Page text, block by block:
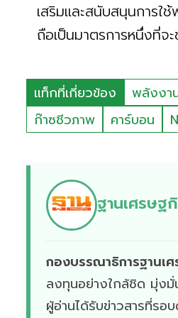
เสริมและสนับสนุนการใ
ถือเป็นมาตรการหนึ่งที่
แท็กที่เกี่ยวข้อง พลังงา
ก๊าซชีวภาพ
คาร์บอน
ฐานเศรษฐ
กองบรรณาธิการฐานเ
ลงทุนอย่างใกล้ชิด มุ่งมั่
ผู้อ่านได้รับข่าวสารที่รอ